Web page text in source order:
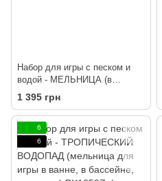
Набор для игры с песком и
водой - МЕЛЬНИЦА (в
комплекте машинка, ведерце)
1 395 грн
6
6